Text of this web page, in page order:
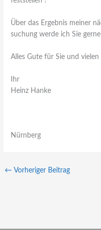
Über das Ergebnis meiner
suchung werde ich Sie
Alles Gute für Sie und vielen
Ihr
Heinz Hanke
Nürnberg
← Vorheriger Beitrag